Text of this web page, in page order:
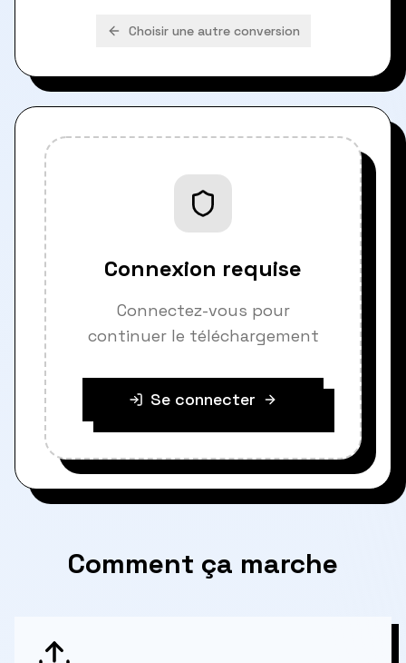
Choisir une autre conversion
Connexion requise
Connectez-vous pour
continuer le téléchargement
Se connecter
Comment ça marche